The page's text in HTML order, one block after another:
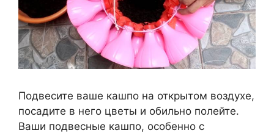
Подвесите ваше кашпо на открытом воздухе,
посадите в него цветы и обильно полейте.
Ваши подвесные кашпо, особенно с